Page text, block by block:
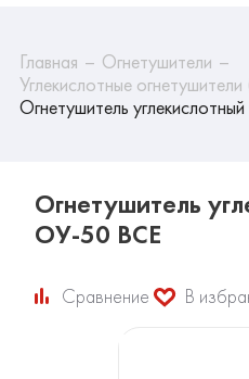
Главная
Огнетушители
Углекислотные
Огнетушитель
Огнетушитель
ОУ-50 ВСЕ
Сравнение В